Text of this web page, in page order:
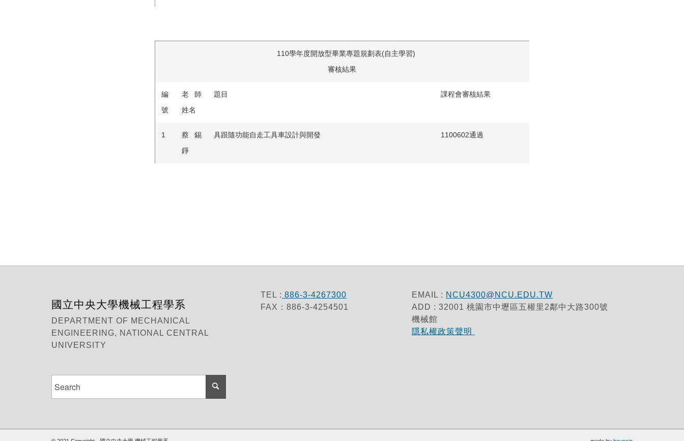
110學年度開放型畢業專題規劃表(自主學習)
審核結果
編
號
老師
姓名
題目 課程會審核結果
1
蔡錫
錚
具跟隨功能自走工具車設計與開發 1100602通過
國立中央大學機械工程學系
DEPARTMENT OF MECHANICAL
ENGINEERING, NATIONAL CENTRAL
UNIVERSITY
TEL : 886-3-4267300
FAX：886-3-4254501
EMAIL : NCU4300@NCU.EDU.TW
ADD : 32001 桃園市中壢區五權里2鄰中大路300號
機械館
隱私權政策聲明